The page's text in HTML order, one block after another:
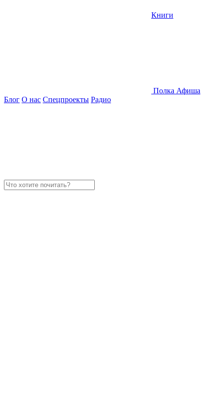
Книги
Полка Афиша
Блог О нас Спецпроекты Радио